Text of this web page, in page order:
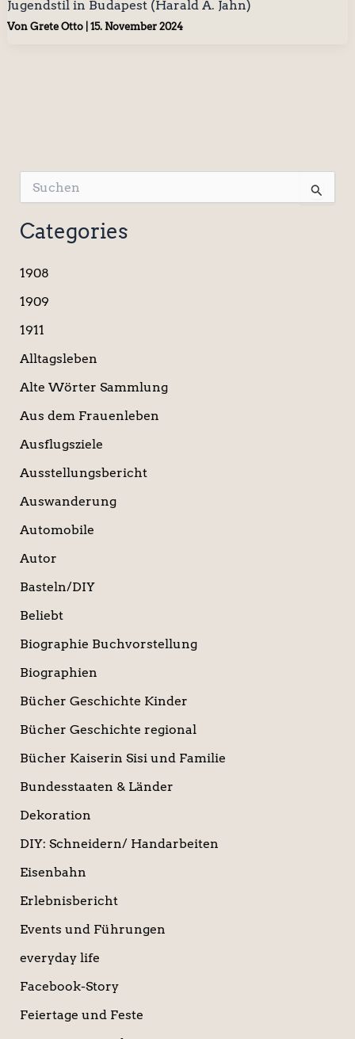
Jugendstil in Budapest (Harald A. Jahn)
Von Grete Otto 15. November 2024
u
c
h
n
a
h
Categories
1908
1909
1911
Alltagsleben
Alte Wörter Sammlung
Aus dem Frauenleben
Ausflugsziele
Ausstellungsbericht
Auswanderung
Automobile
Autor
Basteln/DIY
Beliebt
Biographie Buchvorstellung
Biographien
Bücher Geschichte Kinder
Bücher Geschichte regional
Bücher Kaiserin Sisi und Familie
Bundesstaaten & Länder
Dekoration
DIY: Schneidern/ Handarbeiten
Eisenbahn
Erlebnisbericht
Events und Führungen
everyday life
Facebook-Story
Feiertage und Feste